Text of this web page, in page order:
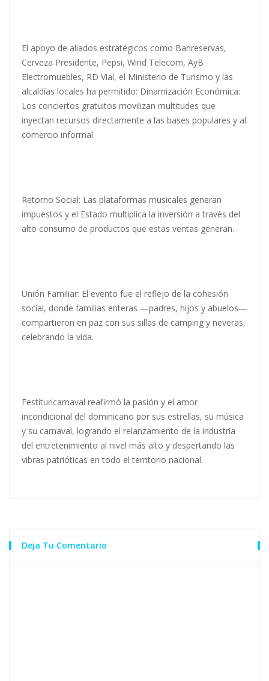
El apoyo de aliados estratégicos como Banreservas,
Cerveza Presidente, Pepsi, Wind Telecom, AyB
Electromuebles, RD Vial, el Ministerio de Turismo y las
alcaldías locales ha permitido: Dinamización Económica:
Los conciertos gratuitos movilizan multitudes que
inyectan recursos directamente a las bases populares y al
comercio informal.
Retorno Social: Las plataformas musicales generan
impuestos y el Estado multiplica la inversión a través del
alto consumo de productos que estas ventas generan.
Unión Familiar: El evento fue el reflejo de la cohesión
social, donde familias enteras —padres, hijos y abuelos—
compartieron en paz con sus sillas de camping y neveras,
celebrando la vida.
Festituricarnaval reafirmó la pasión y el amor
incondicional del dominicano por sus estrellas, su música
y su carnaval, logrando el relanzamiento de la industria
del entretenimiento al nivel más alto y despertando las
vibras patrióticas en todo el territorio nacional.
Deja Tu Comentario